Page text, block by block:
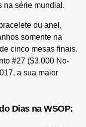
na série mundial.
ou anel,
somente na
cinco mesas finais.
#27 ($3.000 No-
a sua maior
Dias na WSOP: